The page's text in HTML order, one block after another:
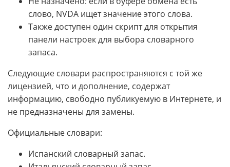
слово, NVDA ищет значение этого слова.
Также доступен один скрипт для открытия
панели настроек для выбора словарного
запаса.
Следующие словари распространяются с той же
лицензией, что и дополнение, содержат
информацию, свободно публикуемую в Интернете, и
не предназначены для замены.
Официальные словари:
Испанский словарный запас.